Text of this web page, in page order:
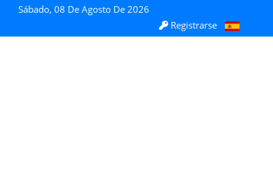
Sábado, 08 De Agosto De 2026
Registrarse